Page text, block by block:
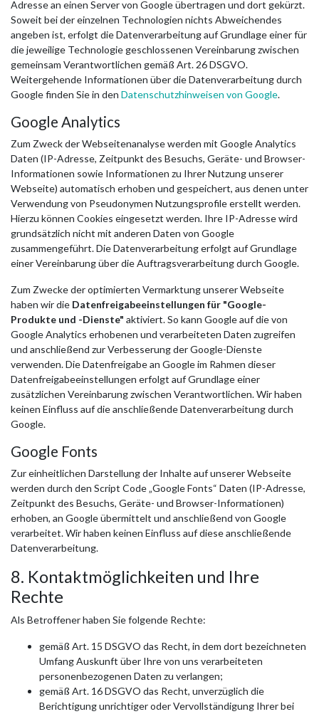
Adresse an einen Server von Google übertragen und dort gekürzt.
Soweit bei der einzelnen Technologien nichts Abweichendes
angeben ist, erfolgt die Datenverarbeitung auf Grundlage einer für
die jeweilige Technologie geschlossenen Vereinbarung zwischen
gemeinsam Verantwortlichen gemäß Art. 26 DSGVO.
Weitergehende Informationen über die Datenverarbeitung durch
Google finden Sie in den Datenschutzhinweisen von Google.
Google Analytics
Zum Zweck der Webseitenanalyse werden mit Google Analytics
Daten (IP-Adresse, Zeitpunkt des Besuchs, Geräte- und Browser-
Informationen sowie Informationen zu Ihrer Nutzung unserer
Webseite) automatisch erhoben und gespeichert, aus denen unter
Verwendung von Pseudonymen Nutzungsprofile erstellt werden.
Hierzu können Cookies eingesetzt werden. Ihre IP-Adresse wird
grundsätzlich nicht mit anderen Daten von Google
zusammengeführt. Die Datenverarbeitung erfolgt auf Grundlage
einer Vereinbarung über die Auftragsverarbeitung durch Google.
Zum Zwecke der optimierten Vermarktung unserer Webseite
haben wir die Datenfreigabeeinstellungen für "Google-
Produkte und -Dienste" aktiviert. So kann Google auf die von
Google Analytics erhobenen und verarbeiteten Daten zugreifen
und anschließend zur Verbesserung der Google-Dienste
verwenden. Die Datenfreigabe an Google im Rahmen dieser
Datenfreigabeeinstellungen erfolgt auf Grundlage einer
zusätzlichen Vereinbarung zwischen Verantwortlichen. Wir haben
keinen Einfluss auf die anschließende Datenverarbeitung durch
Google.
Google Fonts
Zur einheitlichen Darstellung der Inhalte auf unserer Webseite
werden durch den Script Code „Google Fonts“ Daten (IP-Adresse,
Zeitpunkt des Besuchs, Geräte- und Browser-Informationen)
erhoben, an Google übermittelt und anschließend von Google
verarbeitet. Wir haben keinen Einfluss auf diese anschließende
Datenverarbeitung.
8. Kontaktmöglichkeiten und Ihre
Rechte
Als Betroffener haben Sie folgende Rechte:
gemäß Art. 15 DSGVO das Recht, in dem dort bezeichneten
Umfang Auskunft über Ihre von uns verarbeiteten
personenbezogenen Daten zu verlangen;
gemäß Art. 16 DSGVO das Recht, unverzüglich die
Berichtigung unrichtiger oder Vervollständigung Ihrer bei